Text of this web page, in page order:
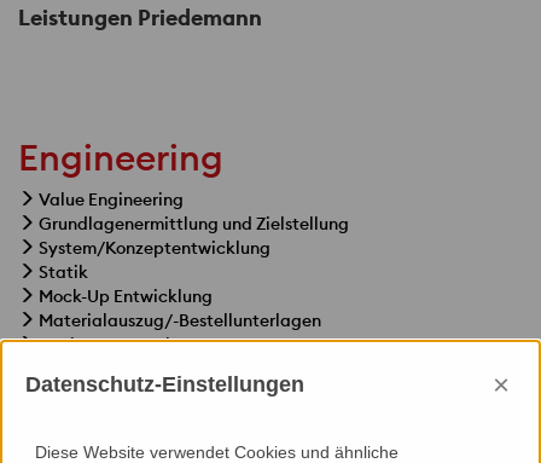
Leistungen Priedemann
Engineering
Value Engineering
Grundlagenermittlung und Zielstellung
System/Konzeptentwicklung
Statik
Mock-Up Entwicklung
Materialauszug/-Bestellunterlagen
Fertigungsunterlagen
Bestandsplanung
Datenschutz-Einstellungen ×
Diese Website verwendet Cookies und ähnliche